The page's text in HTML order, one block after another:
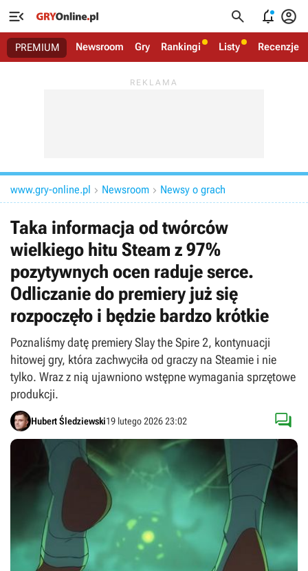
   
PREMIUM Newsroom Gry Rankingi Listy Recenzje
www.gry-online.pl  Newsroom  Newsy o grach
Taka informacja od twórców
wielkiego hitu Steam z 97%
pozytywnych ocen raduje serce.
Odliczanie do premiery już się
rozpoczęło i będzie bardzo krótkie
Poznaliśmy datę premiery Slay the Spire 2, kontynuacji
hitowej gry, która zachwyciła od graczy na Steamie i nie
tylko. Wraz z nią ujawniono wstępne wymagania sprzętowe
produkcji.
Hubert Śledziewski19 lutego 2026 23:02 